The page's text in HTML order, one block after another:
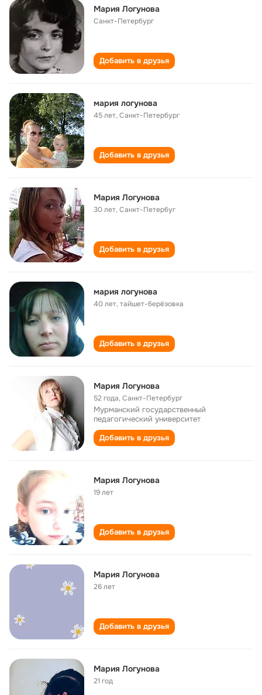
Мария Логунова
Санкт-Петербург
Добавить в друзья
мария логунова
45 лет,Санкт-Петербург
Добавить в друзья
Мария Логунова
30 лет,Санкт-Петербуг
Добавить в друзья
мария логунова
40 лет,тайшет-берёзовка
Добавить в друзья
Мария Логунова
52 года,Санкт-Петербург
Мурманский государственный
педагогический университет
Добавить в друзья
Мария Логунова
19 лет
Добавить в друзья
Мария Логунова
26 лет
Добавить в друзья
Мария Логунова
21 год